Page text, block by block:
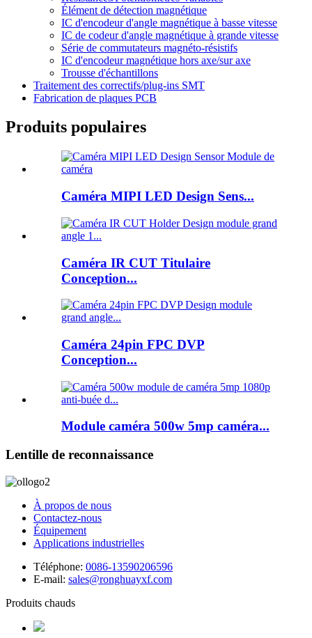
Élément de détection magnétique
IC d'encodeur d'angle magnétique à basse vitesse
IC de codeur d'angle magnétique à grande vitesse
Série de commutateurs magnéto-résistifs
IC d'encodeur magnétique hors axe/sur axe
Trousse d'échantillons
Traitement des correctifs/plug-ins SMT
Fabrication de plaques PCB
Produits populaires
Caméra MIPI LED Design Sens...
Caméra IR CUT Titulaire
Conception...
Caméra 24pin FPC DVP
Conception...
Module caméra 500w 5mp caméra...
Lentille de reconnaissance
À propos de nous
Contactez-nous
Équipement
Applications industrielles
Téléphone: 0086-13590206596
E-mail: sales@ronghuayxf.com
Produits chauds